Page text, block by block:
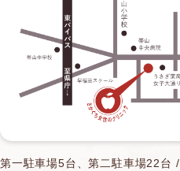
第一駐車場5台、第二駐車場22台 /